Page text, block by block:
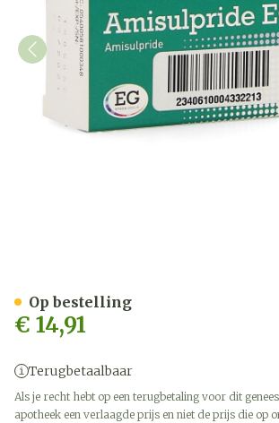
€ 14,91
Terugbetaalbaar
Als je recht hebt op een terugbetaling voor dit
apotheek een verlaagde prijs en niet de prijs die op
Op bestelling